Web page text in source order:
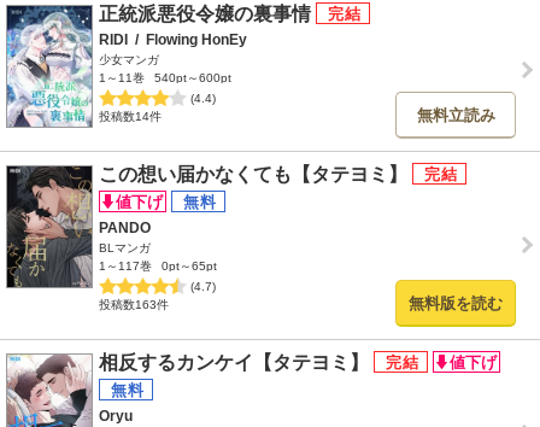
正統派悪役令嬢の裏事情
RIDI / Flowing HonEy
少女マンガ
1～11巻
540pt～600pt
(4.4)
投稿数14件
無料立読み
この想い届かなくても【タテヨミ】
PANDO
BLマンガ
1～117巻
0pt～65pt
(4.7)
投稿数163件
無料版を読む
相反するカンケイ【タテヨミ】
Oryu